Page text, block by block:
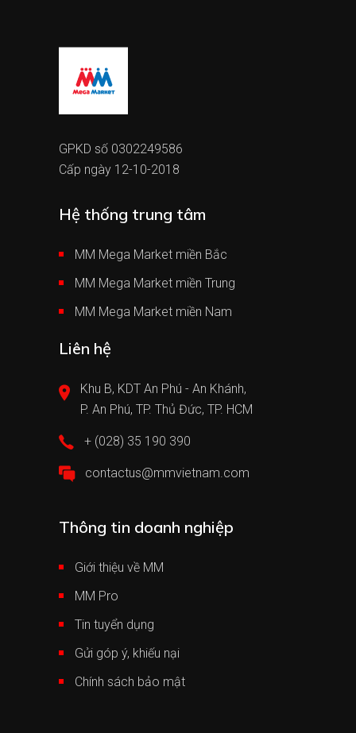
GPKD số 0302249586
Cấp ngày 12-10-2018
Hệ thống trung tâm
MM Mega Market miền Bắc
MM Mega Market miền Trung
MM Mega Market miền Nam
Liên hệ
Khu B, KDT An Phú - An Khánh,
P. An Phú, TP. Thủ Đức, TP. HCM
+ (028) 35 190 390
contactus@mmvietnam.com
Thông tin doanh nghiệp
Giới thiệu về MM
MM Pro
Tin tuyển dụng
Gửi góp ý, khiếu nại
Chính sách bảo mật